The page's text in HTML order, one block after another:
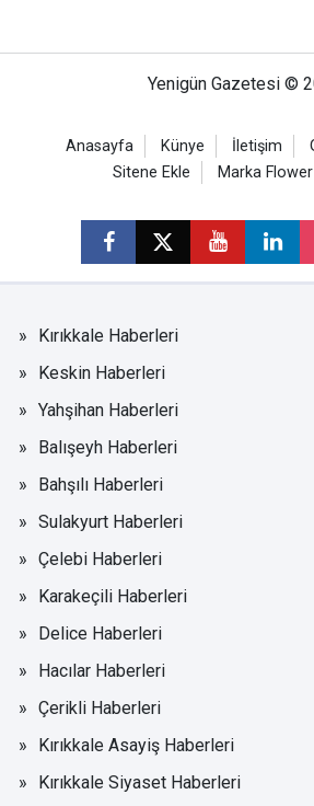
Yenigün Gazetesi ©
Anasayfa Künye İletişim
Sitene Ekle
Marka
Kırıkkale Haberleri
Keskin Haberleri
Yahşihan Haberleri
Balışeyh Haberleri
Bahşılı Haberleri
Sulakyurt Haberleri
Çelebi Haberleri
Karakeçili Haberleri
Delice Haberleri
Hacılar Haberleri
Çerikli Haberleri
Kırıkkale Asayiş Haberleri
Kırıkkale Siyaset Haberleri